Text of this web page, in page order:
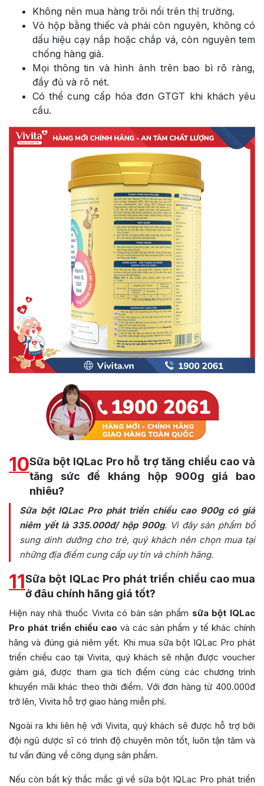
Không nên mua hàng trôi nổi trên thị trường.
Vỏ hộp bằng thiếc và phải còn nguyên, không có
dấu hiệu cạy nắp hoặc chắp vá, còn nguyên tem
chống hàng giả.
Mọi thông tin và hình ảnh trên bao bì rõ ràng,
đầy đủ và rõ nét.
Có thể cung cấp hóa đơn GTGT khi khách yêu
cầu.
10Sữa bột IQLac Pro hỗ trợ tăng chiều cao và
tăng sức đề kháng hộp 900g giá bao
nhiêu?
Sữa bột IQLac Pro phát triển chiều cao 900g có giá
niêm yết là 335.000đ/ hộp 900g. Vì đây sản phẩm bổ
sung dinh dưỡng cho trẻ, quý khách nên chọn mua tại
những địa điểm cung cấp uy tín và chính hãng.
11Sữa bột IQLac Pro phát triển chiều cao mua
ở đâu chính hãng giá tốt?
Hiện nay nhà thuốc Vivita có bán sản phẩm sữa bột IQLac
Pro phát triển chiều cao và các sản phẩm y tế khác chính
hãng và đúng giá niêm yết. Khi mua sữa bột IQLac Pro phát
triển chiều cao tại Vivita, quý khách sẽ nhận được voucher
giảm giá, được tham gia tích điểm cùng các chương trình
khuyến mãi khác theo thời điểm. Với đơn hàng từ 400.000đ
trở lên, Vivita hỗ trợ giao hàng miễn phí.
Ngoài ra khi liên hệ với Vivita, quý khách sẽ được hỗ trợ bởi
đội ngũ dược sĩ có trình độ chuyên môn tốt, luôn tận tâm và
tư vấn đúng về công dụng sản phẩm.
Nếu còn bất kỳ thắc mắc gì về sữa bột IQLac Pro phát triển